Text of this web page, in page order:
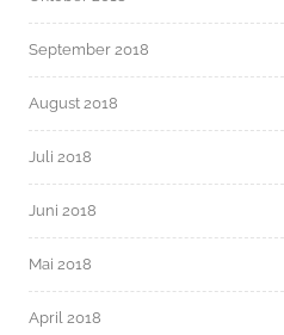
September 2018
August 2018
Juli 2018
Juni 2018
Mai 2018
April 2018